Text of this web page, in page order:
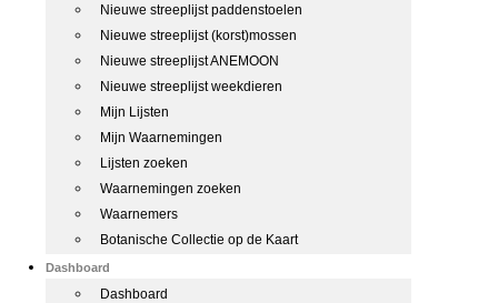
Nieuwe streeplijst paddenstoelen
Nieuwe streeplijst (korst)mossen
Nieuwe streeplijst ANEMOON
Nieuwe streeplijst weekdieren
Mijn Lijsten
Mijn Waarnemingen
Lijsten zoeken
Waarnemingen zoeken
Waarnemers
Botanische Collectie op de Kaart
Dashboard
Dashboard